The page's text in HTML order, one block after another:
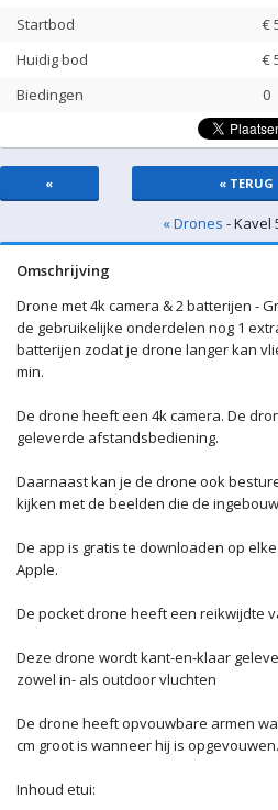
Startbod
€
Huidig bod
€
Biedingen
0
« « TERUG
« Drones - Kavel
Omschrijving
Drone met 4k camera & 2 batterijen -
de gebruikelijke onderdelen nog 1
batterijen zodat je drone langer kan
min.
De drone heeft een 4k camera. De
geleverde afstandsbediening.
Daarnaast kan je de drone ook
kijken met de beelden die de
De app is gratis te downloaden op
Apple.
De pocket drone heeft een reikwijdte
Deze drone wordt kant-en-klaar
zowel in- als outdoor vluchten
De drone heeft opvouwbare armen
cm groot is wanneer hij is
Inhoud etui: